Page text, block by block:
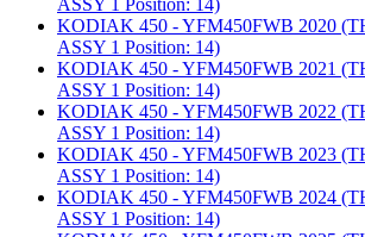
KODIAK 450 - YFM450FWB 2020
ASSY 1 Position: 14)
KODIAK 450 - YFM450FWB 2021
ASSY 1 Position: 14)
KODIAK 450 - YFM450FWB 2022
ASSY 1 Position: 14)
KODIAK 450 - YFM450FWB 2023
ASSY 1 Position: 14)
KODIAK 450 - YFM450FWB 2024
ASSY 1 Position: 14)